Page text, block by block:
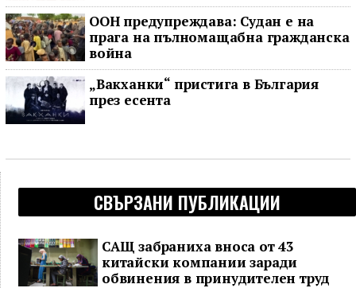
ООН предупреждава: Судан е на
прага на пълномащабна гражданска
война
„Вакханки“ пристига в България
през есента
СВЪРЗАНИ ПУБЛИКАЦИИ
САЩ забраниха вноса от 43
китайски компании заради
обвинения в принудителен труд